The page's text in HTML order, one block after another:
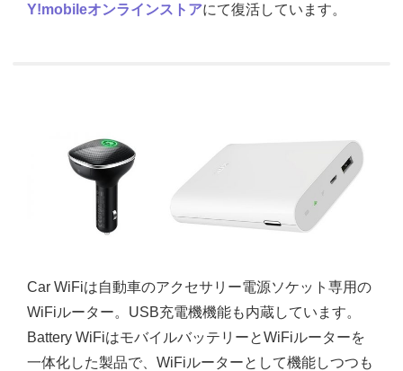
Y!mobileオンラインストアにて復活しています。
Car WiFiは自動車のアクセサリー電源ソケット専用の
WiFiルーター。USB充電機機能も内蔵しています。
Battery WiFiはモバイルバッテリーとWiFiルーターを
一体化した製品で、WiFiルーターとして機能しつつも